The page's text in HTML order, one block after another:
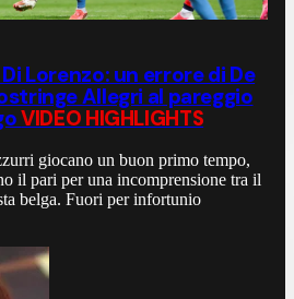
Lorenzo: un errore di De
Allegri al pareggio
VIDEO HIGHLIGHTS
giocano un buon primo tempo,
il pari per una incomprensione tra il
belga. Fuori per infortunio